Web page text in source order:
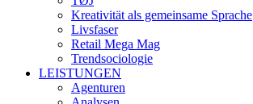
Kreativität als gemeinsame Sprache
Livsfaser
Retail Mega Mag
Trendsociologie
LEISTUNGEN
Agenturen